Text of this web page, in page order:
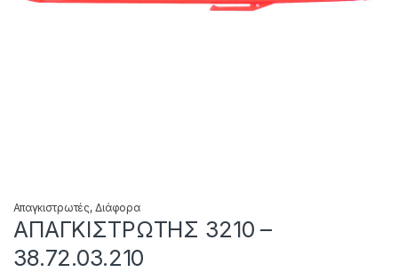
Απαγκιστρωτές, Διάφορα
ΑΠΑΓΚΙΣΤΡΩΤΗΣ 3210 –
38.72.03.210